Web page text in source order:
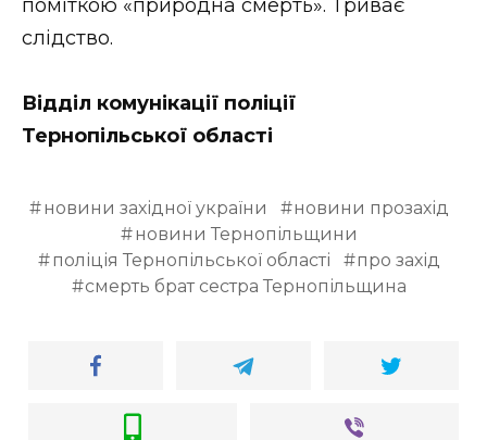
поміткою «природна смерть». Триває
слідство.
Відділ комунікації поліції
Тернопільської області
новини західної україни
новини прозахід
новини Тернопільщини
поліція Тернопільської області
про захід
смерть брат сестра Тернопільщина